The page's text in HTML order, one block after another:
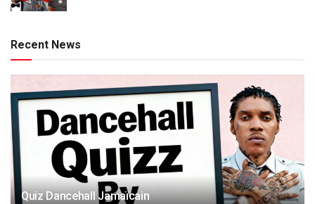
Recent News
Quiz Dancehall Jamaïcain